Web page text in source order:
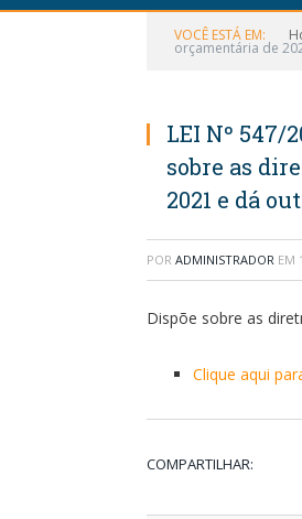
VOCÊ ESTÁ EM:
orçamentária de
LEI Nº 547/
sobre as
2021 e dá
POR ADMINISTRADOR EM
Dispõe sobre as
Clique aqui
COMPARTILHAR: